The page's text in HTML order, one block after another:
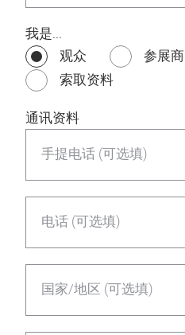
我是...
观众
参展商
索取资料
通讯资料
手提电话 (可选填)
电话 (可选填)
国家/地区 (可选填)